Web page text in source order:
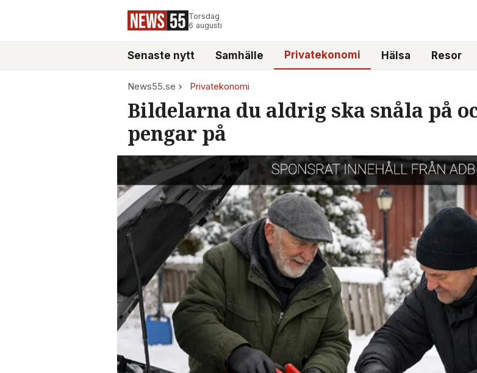
Torsdag
6 augusti
Senaste nytt Samhälle Privatekonomi Hälsa Resor
News55.se Privatekonomi
Bildelarna du aldrig ska snåla på
pengar på